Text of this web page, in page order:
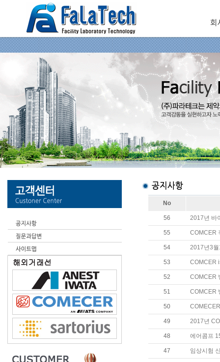
회
No
56 2017년 바
55 COMCER
54 2017년3
53 COMCER
52 COMCER
51 COMCER
50
49 2017년
48 에어콤프
47 임상시험